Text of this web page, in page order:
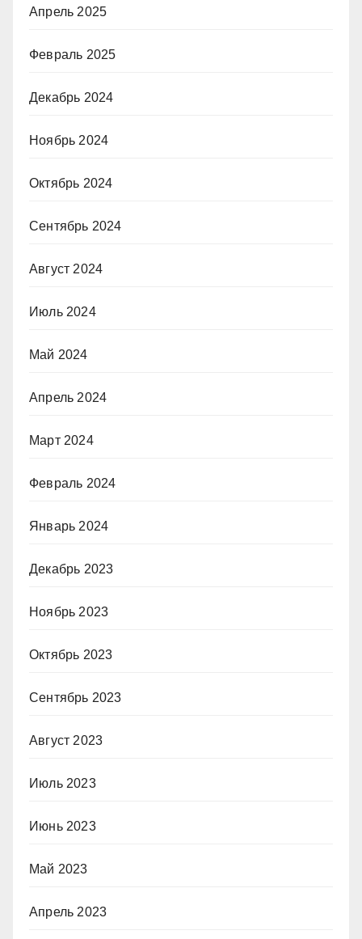
Апрель 2025
Февраль 2025
Декабрь 2024
Ноябрь 2024
Октябрь 2024
Сентябрь 2024
Август 2024
Июль 2024
Май 2024
Апрель 2024
Март 2024
Февраль 2024
Январь 2024
Декабрь 2023
Ноябрь 2023
Октябрь 2023
Сентябрь 2023
Август 2023
Июль 2023
Июнь 2023
Май 2023
Апрель 2023